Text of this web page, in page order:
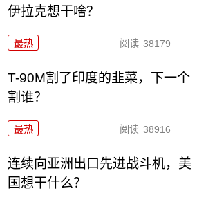
伊拉克想干啥？
最热 阅读 38179
T-90M割了印度的韭菜，下一个
割谁？
最热 阅读 38916
连续向亚洲出口先进战斗机，美
国想干什么？